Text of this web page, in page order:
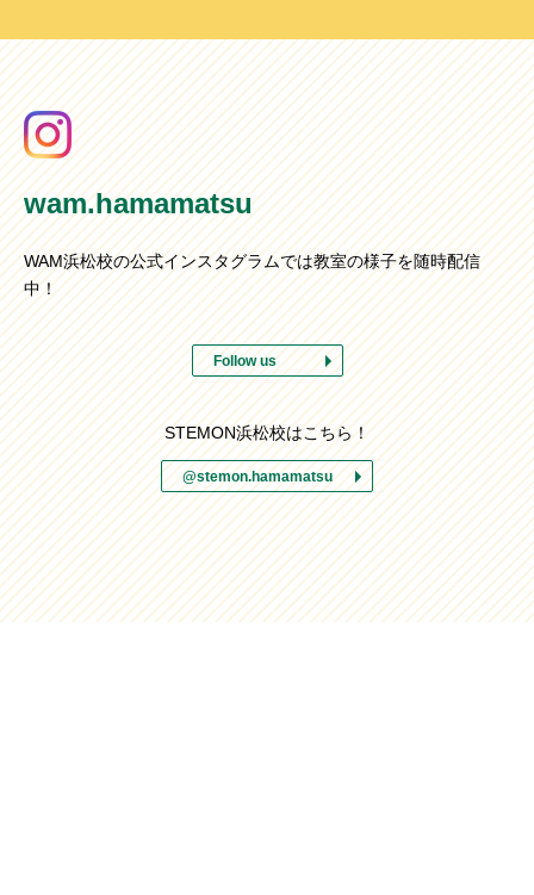
wam.hamamatsu
WAM浜松校の公式インスタグラムでは教室の様子を随時配信
中！
Follow us
STEMON浜松校はこちら！
@stemon.hamamatsu